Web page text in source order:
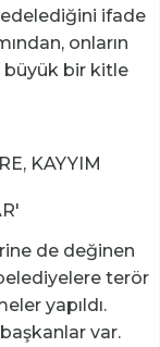
ifade
onların
büyük bir kitle
KAYYIM
de değinen
terör
yapıldı.
var.